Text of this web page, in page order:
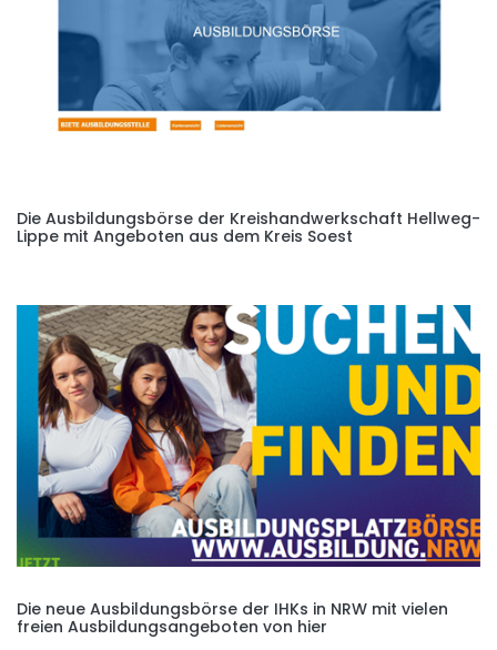
Die Ausbildungsbörse der Kreishandwerkschaft Hellweg-
Lippe mit Angeboten aus dem Kreis Soest
Die neue Ausbildungsbörse der IHKs in NRW mit vielen
freien Ausbildungsangeboten von hier